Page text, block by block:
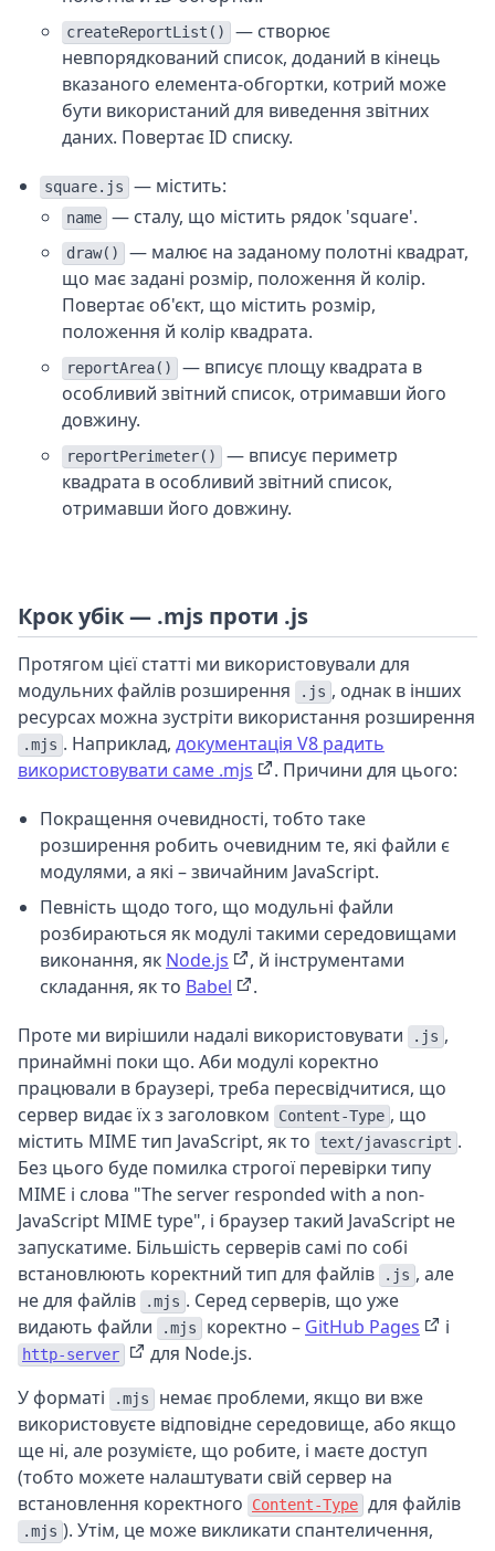
createReportList()
— створює
невпорядкований список, доданий в кінець
вказаного елемента-обгортки, котрий може
бути використаний для виведення звітних
даних. Повертає ID списку.
square.js — містить:
name — сталу, що містить рядок 'square'.
draw()
— малює на заданому полотні квадрат,
що має задані розмір, положення й колір.
Повертає об'єкт, що містить розмір,
положення й колір квадрата.
reportArea()
— вписує площу квадрата в
особливий звітний список, отримавши його
довжину.
reportPerimeter()
— вписує периметр
квадрата в особливий звітний список,
отримавши його довжину.
Крок убік — .mjs проти .js
Протягом цієї статті ми використовували для
модульних файлів розширення
.js , однак в інших
ресурсах можна зустріти використання розширення
.mjs . Наприклад, документація V8 радить
використовувати саме .mjs
. Причини для цього:
Покращення очевидності, тобто таке
розширення робить очевидним те, які файли є
модулями, а які – звичайним JavaScript.
Певність щодо того, що модульні файли
розбираються як модулі такими середовищами
виконання, як Node.js
, й інструментами
складання, як то Babel
.
Проте ми вирішили надалі використовувати
.js ,
принаймні поки що. Аби модулі коректно
працювали в браузері, треба пересвідчитися, що
сервер видає їх з заголовком
Content-Type , що
містить MIME тип JavaScript, як то
text/javascript .
Без цього буде помилка строгої перевірки типу
MIME і слова "The server responded with a non-
JavaScript MIME type", і браузер такий JavaScript не
запускатиме. Більшість серверів самі по собі
встановлюють коректний тип для файлів
.js , але
не для файлів
.mjs . Серед серверів, що уже
видають файли
.mjs коректно – GitHub Pages і
http-server
для Node.js.
У форматі
.mjs
немає проблеми, якщо ви вже
використовуєте відповідне середовище, або якщо
ще ні, але розумієте, що робите, і маєте доступ
(тобто можете налаштувати свій сервер на
встановлення коректного
Content-Type для файлів
.mjs ). Утім, це може викликати спантеличення,